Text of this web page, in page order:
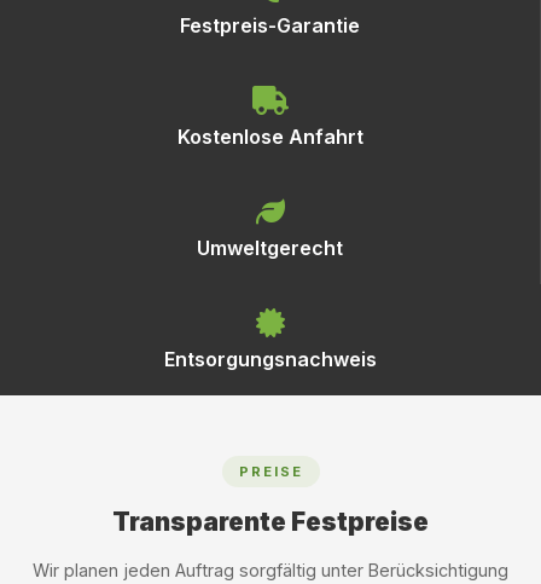
Festpreis-Garantie
Kostenlose Anfahrt
Umweltgerecht
Entsorgungsnachweis
PREISE
Transparente Festpreise
Wir planen jeden Auftrag sorgfältig unter Berücksichtigung